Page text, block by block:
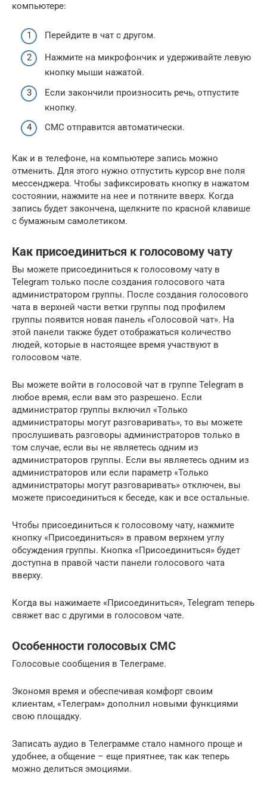
компьютере:
Перейдите в чат с другом.
Нажмите на микрофончик и удерживайте левую
кнопку мыши нажатой.
Если закончили произносить речь, отпустите
кнопку.
СМС отправится автоматически.
Как и в телефоне, на компьютере запись можно
отменить. Для этого нужно отпустить курсор вне поля
мессенджера. Чтобы зафиксировать кнопку в нажатом
состоянии, нажмите на нее и потяните вверх. Когда
запись будет закончена, щелкните по красной клавише
с бумажным самолетиком.
Как присоединиться к голосовому чату
Вы можете присоединиться к голосовому чату в
Telegram только после создания голосового чата
администратором группы. После создания голосового
чата в верхней части ветки группы под профилем
группы появится новая панель «Голосовой чат». На
этой панели также будет отображаться количество
людей, которые в настоящее время участвуют в
голосовом чате.
Вы можете войти в голосовой чат в группе Telegram в
любое время, если вам это разрешено. Если
администратор группы включил «Только
администраторы могут разговаривать», то вы можете
прослушивать разговоры администраторов только в
том случае, если вы не являетесь одним из
администраторов группы. Если вы являетесь одним из
администраторов или если параметр «Только
администраторы могут разговаривать» отключен, вы
можете присоединиться к беседе, как и все остальные.
Чтобы присоединиться к голосовому чату, нажмите
кнопку «Присоединиться» в правом верхнем углу
обсуждения группы. Кнопка «Присоединиться» будет
доступна в правой части панели голосового чата
вверху.
Когда вы нажимаете «Присоединиться», Telegram теперь
свяжет вас с другими в голосовом чате.
Особенности голосовых СМС
Голосовые сообщения в Телеграме.
Экономя время и обеспечивая комфорт своим
клиентам, «Телеграм» дополнил новыми функциями
свою площадку.
Записать аудио в Телеграмме стало намного проще и
удобнее, а общение – еще приятнее, так как теперь
можно делиться эмоциями.